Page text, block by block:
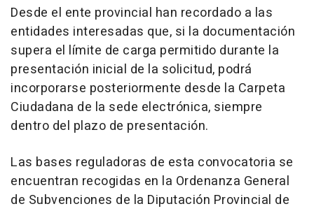
Desde el ente provincial han recordado a las
entidades interesadas que, si la documentación
supera el límite de carga permitido durante la
presentación inicial de la solicitud, podrá
incorporarse posteriormente desde la Carpeta
Ciudadana de la sede electrónica, siempre
dentro del plazo de presentación.
Las bases reguladoras de esta convocatoria se
encuentran recogidas en la Ordenanza General
de Subvenciones de la Diputación Provincial de